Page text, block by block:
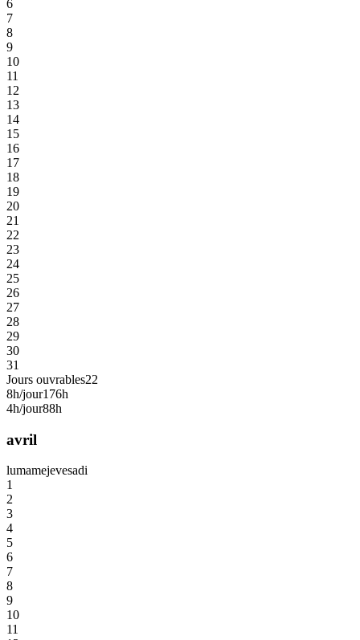
6
7
8
9
10
11
12
13
14
15
16
17
18
19
20
21
22
23
24
25
26
27
28
29
30
31
Jours ouvrables22
8h/jour176h
4h/jour88h
avril
lumamejevesadi
1
2
3
4
5
6
7
8
9
10
11